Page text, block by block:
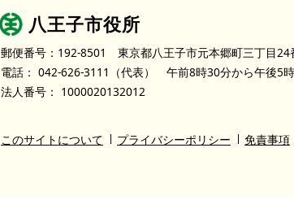
八王子市役所
郵便番号：192-8501 東京都八王子市元本郷町三丁目24
電話： 042-626-3111 （代表） 午前8時30分から午後5
法人番号： 1000020132012
このサイトについて プライバシーポリシー 免責事項